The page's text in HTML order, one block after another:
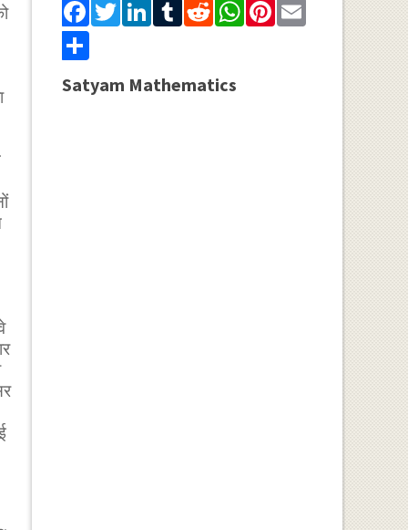
Facebook
Twitter
LinkedIn
Tumblr
Reddit
WhatsApp
Pinterest
Email
Share
Satyam Mathematics